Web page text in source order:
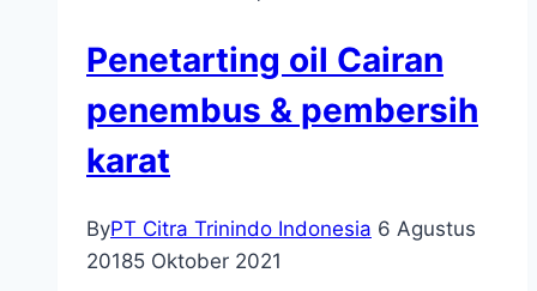
Penetarting oil Cairan
penembus & pembersih
karat
ByPT Citra Trinindo Indonesia 6 Agustus
20185 Oktober 2021